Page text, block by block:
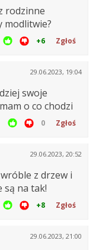
rodzinne
modlitwie?
+6 Zgłoś
29.06.2023, 19:04
swoje
o co chodzi
0 Zgłoś
29.06.2023, 20:52
z drzew i
są na tak!
+8 Zgłoś
29.06.2023, 21:00